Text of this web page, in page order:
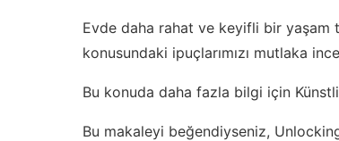
Evde daha rahat ve keyifli bir yaşam
konusundaki ipuçlarımızı mutlaka
Bu konuda daha fazla bilgi için
Bu makaleyi beğendiyseniz,